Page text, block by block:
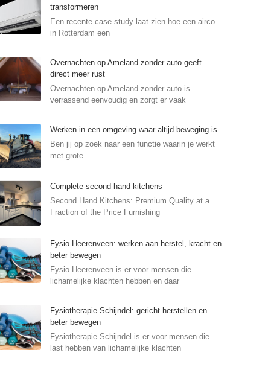
transformeren
Een recente case study laat zien hoe een airco
in Rotterdam een
Overnachten op Ameland zonder auto geeft
direct meer rust
Overnachten op Ameland zonder auto is
verrassend eenvoudig en zorgt er vaak
Werken in een omgeving waar altijd beweging is
Ben jij op zoek naar een functie waarin je werkt
met grote
Complete second hand kitchens
Second Hand Kitchens: Premium Quality at a
Fraction of the Price Furnishing
Fysio Heerenveen: werken aan herstel, kracht en
beter bewegen
Fysio Heerenveen is er voor mensen die
lichamelijke klachten hebben en daar
Fysiotherapie Schijndel: gericht herstellen en
beter bewegen
Fysiotherapie Schijndel is er voor mensen die
last hebben van lichamelijke klachten